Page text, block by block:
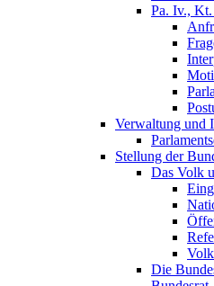
Pa. Iv.,
Verwaltung und
Stellung der
Das Volk
Die